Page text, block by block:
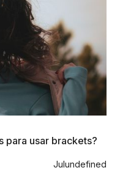
para usar brackets?
Julundefined